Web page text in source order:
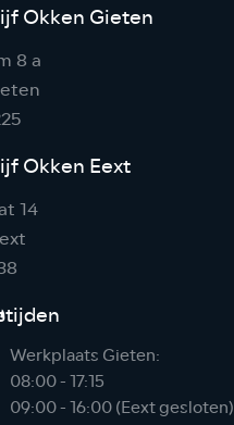
Okken Gieten
8 a
Okken Eext
14
Werkplaats Gieten:
08:00 - 17:15
09:00 - 16:00 (Eext gesloten)